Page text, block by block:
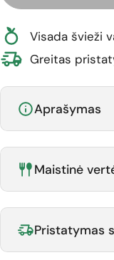
Visada švieži
Greitas
Aprašymas
Maistinė
Pristatymas